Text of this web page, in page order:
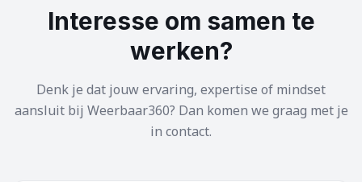
Interesse om samen te
werken?
Denk je dat jouw ervaring, expertise of mindset
aansluit bij Weerbaar360? Dan komen we graag met je
in contact.